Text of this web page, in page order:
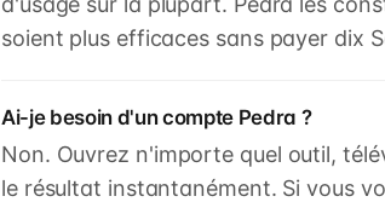
soient plus efficaces sans payer dix
Ai-je besoin d'un compte Pedra ?
Non. Ouvrez n'importe quel outil,
le résultat instantanément. Si vous